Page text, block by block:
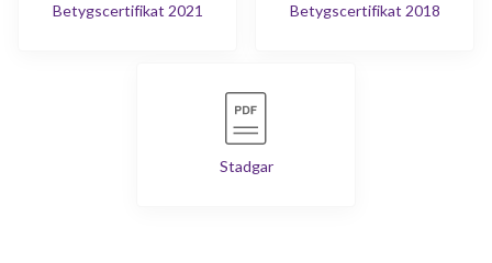
Betygscertifikat 2021 Betygscertifikat 2018
Stadgar